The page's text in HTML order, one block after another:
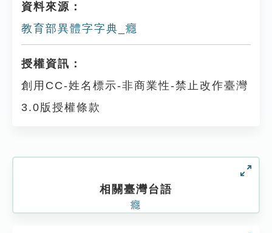
資料來源：
教育部異體字字典_癮
授權資訊：
創用CC-姓名標示-非商業性-禁止改作臺灣
3.0版授權條款
相關臺灣台語
癮